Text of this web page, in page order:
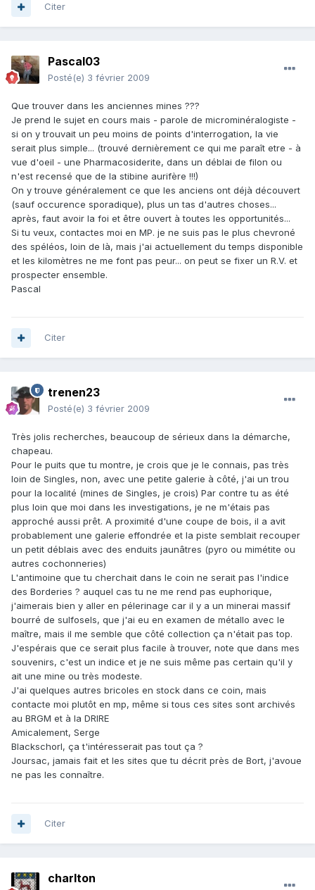
Citer
Pascal03
Posté(e) 3 février 2009
Que trouver dans les anciennes mines ???
Je prend le sujet en cours mais - parole de microminéralogiste -
si on y trouvait un peu moins de points d'interrogation, la vie
serait plus simple... (trouvé dernièrement ce qui me paraît etre - à
vue d'oeil - une Pharmacosiderite, dans un déblai de filon ou
n'est recensé que de la stibine aurifère !!!)
On y trouve généralement ce que les anciens ont déjà découvert
(sauf occurence sporadique), plus un tas d'autres choses...
après, faut avoir la foi et être ouvert à toutes les opportunités...
Si tu veux, contactes moi en MP. je ne suis pas le plus chevroné
des spéléos, loin de là, mais j'ai actuellement du temps disponible
et les kilomètres ne me font pas peur... on peut se fixer un R.V. et
prospecter ensemble.
Pascal
Citer
trenen23
Posté(e) 3 février 2009
Très jolis recherches, beaucoup de sérieux dans la démarche,
chapeau.
Pour le puits que tu montre, je crois que je le connais, pas très
loin de Singles, non, avec une petite galerie à côté, j'ai un trou
pour la localité (mines de Singles, je crois) Par contre tu as été
plus loin que moi dans les investigations, je ne m'étais pas
approché aussi prêt. A proximité d'une coupe de bois, il a avit
probablement une galerie effondrée et la piste semblait recouper
un petit déblais avec des enduits jaunâtres (pyro ou mimétite ou
autres cochonneries)
L'antimoine que tu cherchait dans le coin ne serait pas l'indice
des Borderies ? auquel cas tu ne me rend pas euphorique,
j'aimerais bien y aller en pélerinage car il y a un minerai massif
bourré de sulfosels, que j'ai eu en examen de métallo avec le
maître, mais il me semble que côté collection ça n'était pas top.
J'espérais que ce serait plus facile à trouver, note que dans mes
souvenirs, c'est un indice et je ne suis même pas certain qu'il y
ait une mine ou très modeste.
J'ai quelques autres bricoles en stock dans ce coin, mais
contacte moi plutôt en mp, même si tous ces sites sont archivés
au BRGM et à la DRIRE
Amicalement, Serge
Blackschorl, ça t'intéresserait pas tout ça ?
Joursac, jamais fait et les sites que tu décrit près de Bort, j'avoue
ne pas les connaître.
Citer
charlton